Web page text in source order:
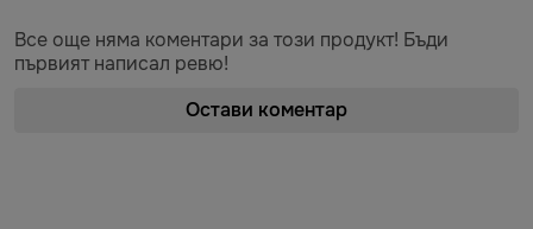
Все още няма коментари за този продукт! Бъди
първият написал ревю!
Остави коментар